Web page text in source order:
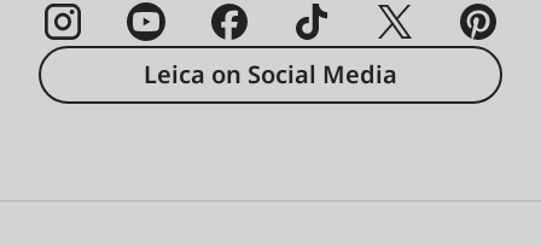
Leica on Social Media